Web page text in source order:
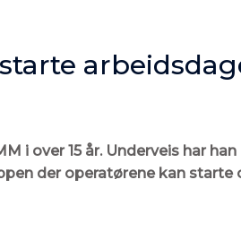
i over 15 år. Underveis har
der operatørene kan starte